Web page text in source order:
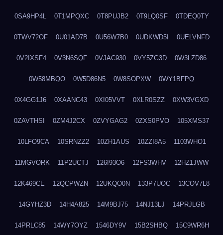
0SA9HP4L 0T1MPQXC 0T8PUJB2 0T9LQ0SF 0TDEQ0TY
0TWV72OF 0U01AD7B 0U56W7B0 0UDKWD5I 0UELVNFD
0V2IXSF4 0V3N6SQF 0VJAC930 0VY5ZG3D 0W3LZD86
0W58MBQO 0W5D86N5 0W8SOPXW 0WY1BFPQ
0X4GG1J6 0XAANC43 0XI05VVT 0XLR0SZZ 0XW3VGXD
0ZAVTHSI 0ZM4J2CX 0ZVYGAG2 0ZXS0PVO 105XMS37
10LFO9CA 10SRNZZ2 10ZH1AUS 10ZZI8A5 1103WHO1
11MGVORK 11P2UCTJ 126I93O6 12FS3WHV 12HZ1JWW
12K469CE 12QCPWZN 12UKQO0N 133P7UOC 13COV7L8
14GYHZ3D 14H4A825 14M9BJ75 14NJ13LJ 14PRJLGB
14PRLC85 14WY7OYZ 1546DY9V 15B2SHBQ 15C9WR6H